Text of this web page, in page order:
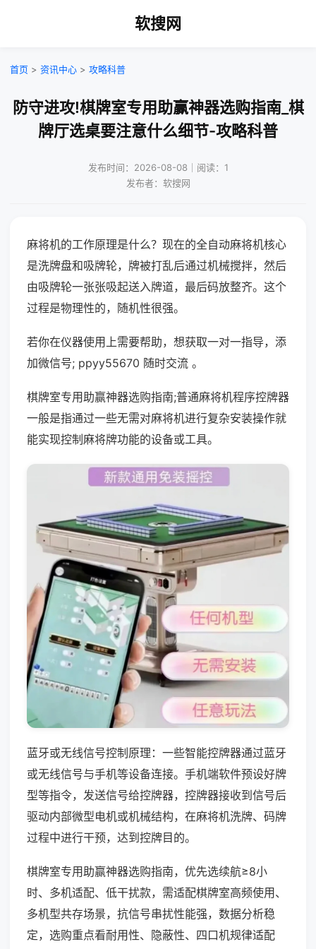
软搜网
首页 > 资讯中心 > 攻略科普
防守进攻!棋牌室专用助赢神器选购指南_棋
牌厅选桌要注意什么细节-攻略科普
发布时间：2026-08-08｜阅读：1
发布者：软搜网
麻将机的工作原理是什么？现在的全自动麻将机核心
是洗牌盘和吸牌轮，牌被打乱后通过机械搅拌，然后
由吸牌轮一张张吸起送入牌道，最后码放整齐。这个
过程是物理性的，随机性很强。
若你在仪器使用上需要帮助，想获取一对一指导，添
加微信号; ppyy55670 随时交流 。
棋牌室专用助赢神器选购指南;普通麻将机程序控牌器
一般是指通过一些无需对麻将机进行复杂安装操作就
能实现控制麻将牌功能的设备或工具。
蓝牙或无线信号控制原理：一些智能控牌器通过蓝牙
或无线信号与手机等设备连接。手机端软件预设好牌
型等指令，发送信号给控牌器，控牌器接收到信号后
驱动内部微型电机或机械结构，在麻将机洗牌、码牌
过程中进行干预，达到控牌目的。
棋牌室专用助赢神器选购指南，优先选续航≥8小
时、多机适配、低干扰款，需适配棋牌室高频使用、
多机型共存场景，抗信号串扰性能强，数据分析稳
定，选购重点看耐用性、隐蔽性、四口机规律适配